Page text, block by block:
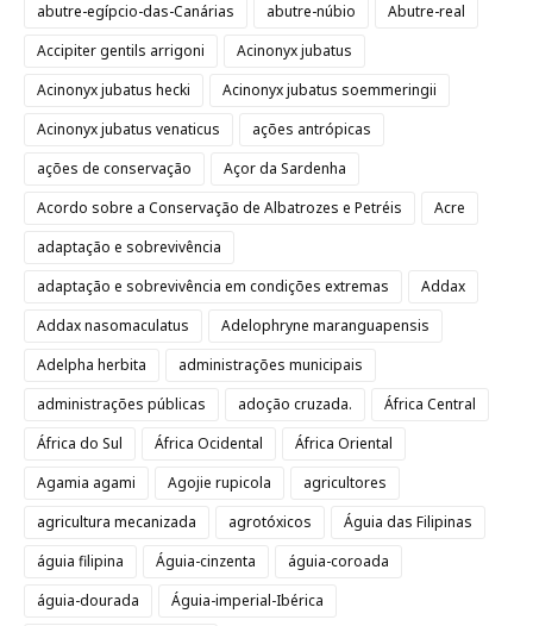
abutre-egípcio-das-Canárias
abutre-núbio
Abutre-real
Accipiter gentils arrigoni
Acinonyx jubatus
Acinonyx jubatus hecki
Acinonyx jubatus soemmeringii
Acinonyx jubatus venaticus
ações antrópicas
ações de conservação
Açor da Sardenha
Acordo sobre a Conservação de Albatrozes e Petréis
Acre
adaptação e sobrevivência
adaptação e sobrevivência em condições extremas
Addax
Addax nasomaculatus
Adelophryne maranguapensis
Adelpha herbita
administrações municipais
administrações públicas
adoção cruzada.
África Central
África do Sul
África Ocidental
África Oriental
Agamia agami
Agojie rupicola
agricultores
agricultura mecanizada
agrotóxicos
Águia das Filipinas
águia filipina
Águia-cinzenta
águia-coroada
águia-dourada
Águia-imperial-Ibérica